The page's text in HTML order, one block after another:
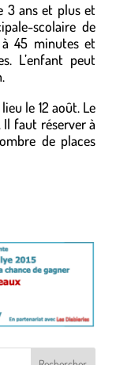
3 ans et plus et
scolaire de
à 45 minutes et
L’enfant peut
le 12 août. Le
faut réserver à
de places